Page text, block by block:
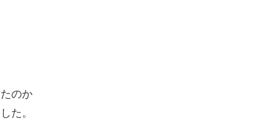
のか
た。